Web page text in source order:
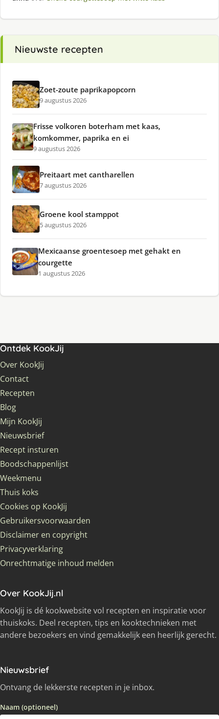
Nieuwste recepten
Zoet-zoute paprikapopcorn
9 augustus 2026
Frisse volkoren boterham met kaas,
komkommer, paprika en ei
9 augustus 2026
Preitaart met cantharellen
7 augustus 2026
Groene kool stamppot
5 augustus 2026
Mexicaanse groentesoep met gehakt en
courgette
1 augustus 2026
Ontdek KookJij
Over KookJij
Contact
Recepten
Blog
Mijn KookJij
Nieuwsbrief
Recept insturen
Boodschappenlijst
Weekmenu
Thuis koks
Cookies op KookJij
Gebruikersvoorwaarden
Disclaimer en copyright
Privacyverklaring
Onrechtmatige inhoud melden
Over KookJij.nl
KookJij is dé kookwebsite vol recepten en inspiratie voor
thuiskoks. Deel recepten, tips en kooktechnieken met
andere bezoekers en vind gemakkelijk een heerlijk gerecht.
Nieuwsbrief
Ontvang de lekkerste recepten in je inbox.
Naam (optioneel)